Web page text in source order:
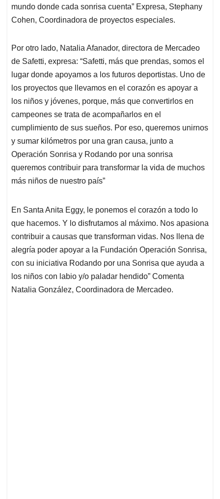
mundo donde cada sonrisa cuenta” Expresa, Stephany
Cohen, Coordinadora de proyectos especiales.
Por otro lado, Natalia Afanador, directora de Mercadeo
de Safetti, expresa: “Safetti, más que prendas, somos el
lugar donde apoyamos a los futuros deportistas. Uno de
los proyectos que llevamos en el corazón es apoyar a
los niños y jóvenes, porque, más que convertirlos en
campeones se trata de acompañarlos en el
cumplimiento de sus sueños. Por eso, queremos unirnos
y sumar kilómetros por una gran causa, junto a
Operación Sonrisa y Rodando por una sonrisa
queremos contribuir para transformar la vida de muchos
más niños de nuestro país”
En Santa Anita Eggy, le ponemos el corazón a todo lo
que hacemos. Y lo disfrutamos al máximo. Nos apasiona
contribuir a causas que transforman vidas. Nos llena de
alegría poder apoyar a la Fundación Operación Sonrisa,
con su iniciativa Rodando por una Sonrisa que ayuda a
los niños con labio y/o paladar hendido” Comenta
Natalia González, Coordinadora de Mercadeo.